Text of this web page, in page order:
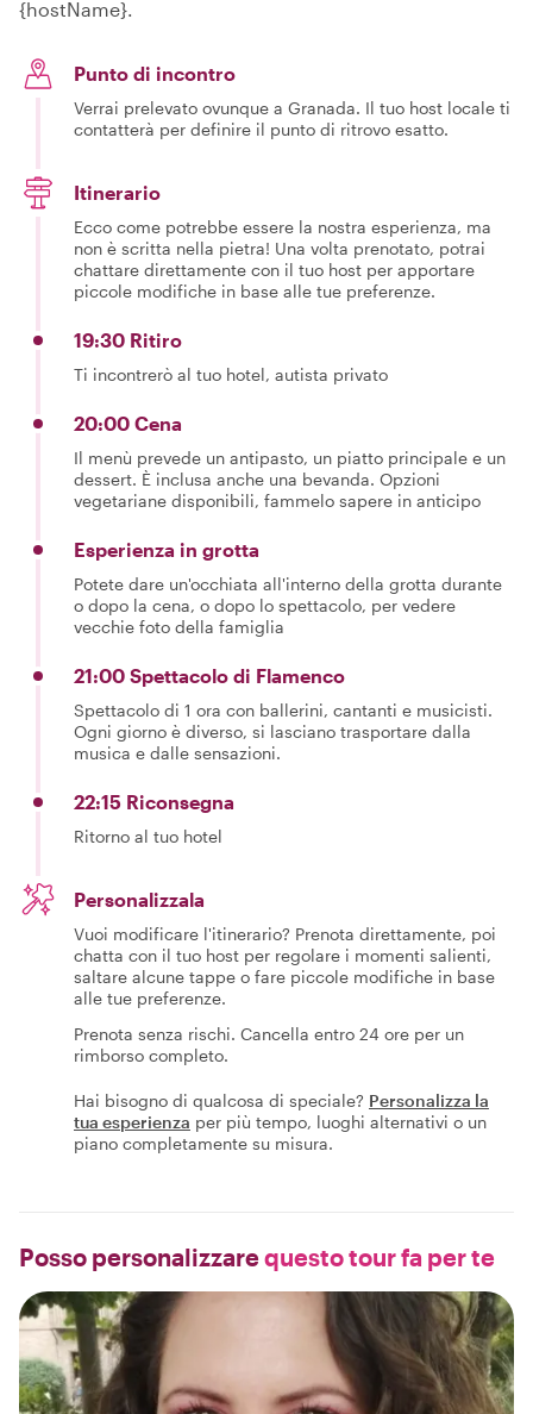
{hostName}.
Punto di incontro
Verrai prelevato ovunque a Granada. Il tuo host locale ti
contatterà per definire il punto di ritrovo esatto.
Itinerario
Ecco come potrebbe essere la nostra esperienza, ma
non è scritta nella pietra! Una volta prenotato, potrai
chattare direttamente con il tuo host per apportare
piccole modifiche in base alle tue preferenze.
19:30 Ritiro
Ti incontrerò al tuo hotel, autista privato
20:00 Cena
Il menù prevede un antipasto, un piatto principale e un
dessert. È inclusa anche una bevanda. Opzioni
vegetariane disponibili, fammelo sapere in anticipo
Esperienza in grotta
Potete dare un'occhiata all'interno della grotta durante
o dopo la cena, o dopo lo spettacolo, per vedere
vecchie foto della famiglia
21:00 Spettacolo di Flamenco
Spettacolo di 1 ora con ballerini, cantanti e musicisti.
Ogni giorno è diverso, si lasciano trasportare dalla
musica e dalle sensazioni.
22:15 Riconsegna
Ritorno al tuo hotel
Personalizzala
Vuoi modificare l'itinerario? Prenota direttamente, poi
chatta con il tuo host per regolare i momenti salienti,
saltare alcune tappe o fare piccole modifiche in base
alle tue preferenze.
Prenota senza rischi. Cancella entro 24 ore per un
rimborso completo.
Hai bisogno di qualcosa di speciale? Personalizza la
tua esperienza per più tempo, luoghi alternativi o un
piano completamente su misura.
Posso personalizzarequesto tour fa per te